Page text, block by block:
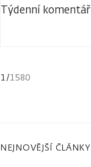
Týdenní komentář
1 /1580
NEJNOVĚJŠÍ ČLÁNKY